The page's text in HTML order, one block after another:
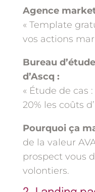
Agence
« Template
vos actions
Bureau
d’Ascq :
« Étude de cas
20% les coûts
Pourquoi ça
de la valeur
prospect vous
volontiers.